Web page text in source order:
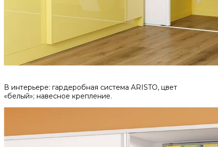
В интерьере: гардеробная система ARISTO, цвет
«белый»; навесное крепление.